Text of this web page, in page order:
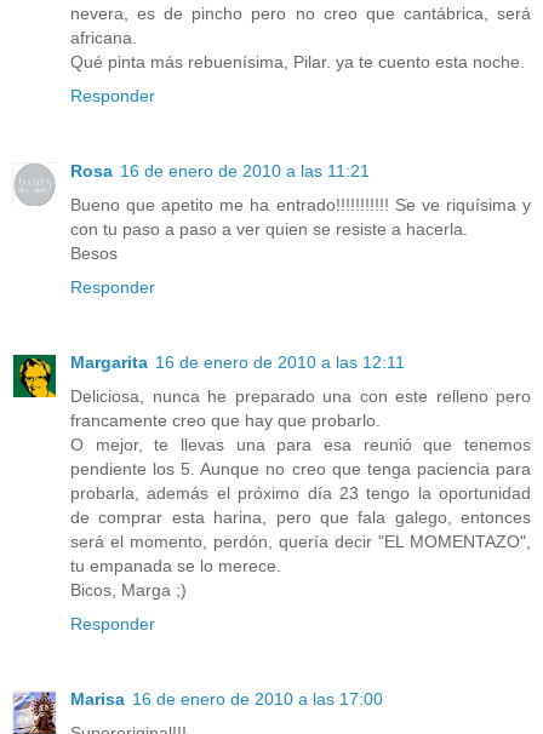
nevera, es de pincho pero no creo que cantábrica, será
africana.
Qué pinta más rebuenísima, Pilar. ya te cuento esta noche.
Responder
Rosa 16 de enero de 2010 a las 11:21
Bueno que apetito me ha entrado!!!!!!!!!!! Se ve riquísima y
con tu paso a paso a ver quien se resiste a hacerla.
Besos
Responder
Margarita 16 de enero de 2010 a las 12:11
Deliciosa, nunca he preparado una con este relleno pero
francamente creo que hay que probarlo.
O mejor, te llevas una para esa reunió que tenemos
pendiente los 5. Aunque no creo que tenga paciencia para
probarla, además el próximo día 23 tengo la oportunidad
de comprar esta harina, pero que fala galego, entonces
será el momento, perdón, quería decir "EL MOMENTAZO",
tu empanada se lo merece.
Bicos, Marga ;)
Responder
Marisa 16 de enero de 2010 a las 17:00